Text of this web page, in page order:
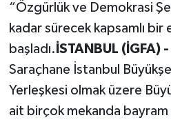
“Özgürlük ve Demokrasi
kadar sürecek kapsamlı bir
başladı. İSTANBUL (İGFA) -
Saraçhane İstanbul
Yerleşkesi olmak üzere
ait birçok mekanda